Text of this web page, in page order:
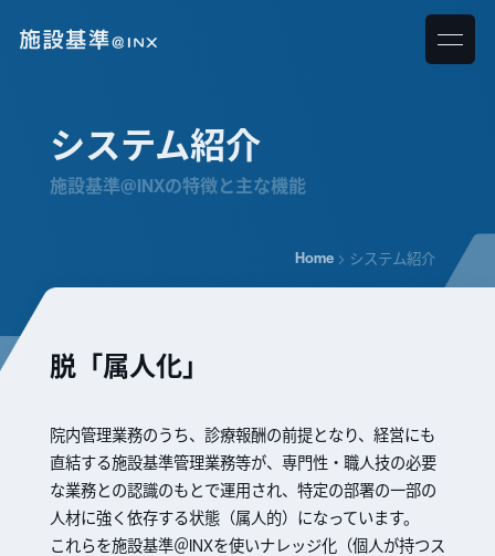
システム紹介
施設基準@INXの特徴と主な機能
Home システム紹介
脱「属人化」
院内管理業務のうち、診療報酬の前提となり、経営にも
直結する施設基準管理業務等が、専門性・職人技の必要
な業務との認識のもとで運用され、特定の部署の一部の
人材に強く依存する状態（属人的）になっています。
これらを施設基準＠INXを使いナレッジ化（個人が持つス